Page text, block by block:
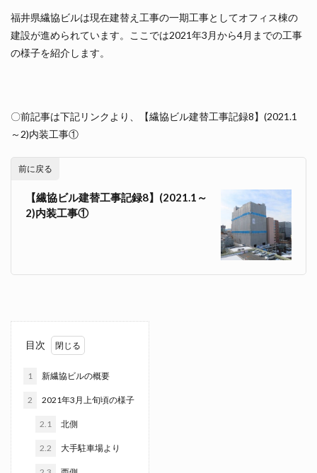
福井県繊協ビルは現在建替え工事の一期工事としてオフィス棟の
建設が進められています。ここでは2021年3月から4月までの工事
の様子を紹介します。
〇前記事は下記リンクより、【繊協ビル建替工事記録8】(2021.1
～2)内装工事①
前に戻る
【繊協ビル建替工事記録8】(2021.1～
2)内装工事①
目次
1 新繊協ビルの概要
2 2021年3月上旬頃の様子
2.1 北側
2.2 大手駐車場より